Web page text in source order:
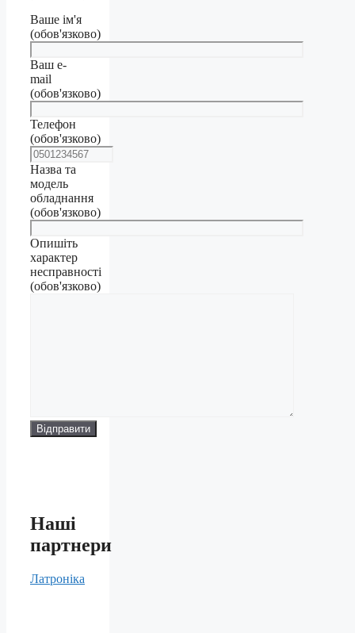
Ваше ім'я
(обов'язково)
Ваш e-
mail
(обов'язково)
Телефон
(обов'язково)
Назва та
модель
обладнання
(обов'язково)
Опишіть
характер
несправності
(обов'язково)
Наші
партнери
Латроніка